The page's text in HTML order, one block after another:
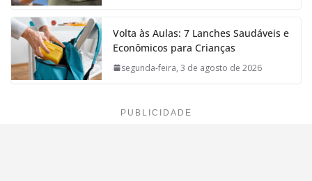
Volta às Aulas: 7 Lanches Saudáveis e
Econômicos para Crianças
segunda-feira, 3 de agosto de 2026
PUBLICIDADE